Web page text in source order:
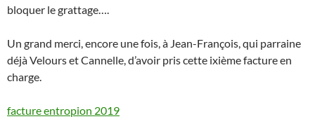
bloquer le grattage….
Un grand merci, encore une fois, à Jean-François, qui parraine
déjà Velours et Cannelle, d’avoir pris cette ixième facture en
charge.
facture entropion 2019